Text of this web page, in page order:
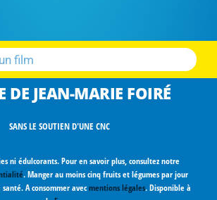
DE JEAN-MARIE FOIRÉ
SANS LE SOUTIEN D'UNE CNC
ni édulcorants. Pour en savoir plus, consultez notre
. Manger au moins cinq fruits et légumes par jour
A consommer avecmentions légales. Disponible à